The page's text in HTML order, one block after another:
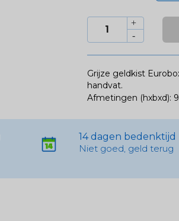
Grijze geldkist
handvat.
Afmetingen (hxbxd):
14 dagen bedenktijd
Niet goed, geld terug